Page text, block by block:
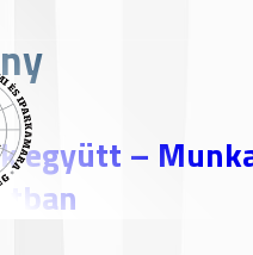
együtt –